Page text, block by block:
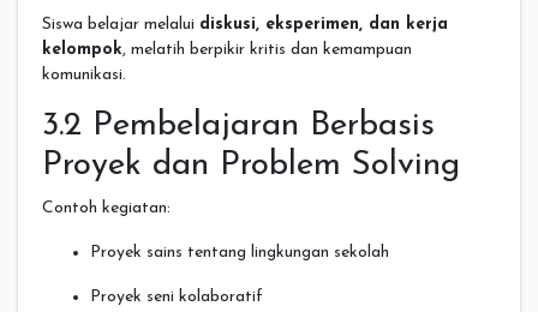
Siswa belajar melalui diskusi, eksperimen, dan kerja
kelompok, melatih berpikir kritis dan kemampuan
komunikasi.
3.2 Pembelajaran Berbasis
Proyek dan Problem Solving
Contoh kegiatan:
Proyek sains tentang lingkungan sekolah
Proyek seni kolaboratif